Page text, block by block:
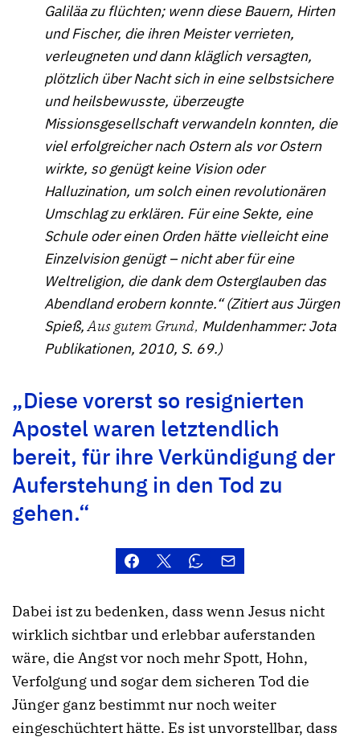
Galiläa zu flüchten; wenn diese Bauern, Hirten
und Fischer, die ihren Meister verrieten,
verleugneten und dann kläglich versagten,
plötzlich über Nacht sich in eine selbstsichere
und heilsbewusste, überzeugte
Missionsgesellschaft verwandeln konnten, die
viel erfolgreicher nach Ostern als vor Ostern
wirkte, so genügt keine Vision oder
Halluzination, um solch einen revolutionären
Umschlag zu erklären. Für eine Sekte, eine
Schule oder einen Orden hätte vielleicht eine
Einzelvision genügt – nicht aber für eine
Weltreligion, die dank dem Osterglauben das
Abendland erobern konnte.“ (Zitiert aus Jürgen
Spieß,Aus gutem Grund, Muldenhammer: Jota
Publikationen, 2010, S. 69.)
„Diese vorerst so resignierten
Apostel waren letztendlich
bereit, für ihre Verkündigung der
Auferstehung in den Tod zu
gehen.“
Dabei ist zu bedenken, dass wenn Jesus nicht
wirklich sichtbar und erlebbar auferstanden
wäre, die Angst vor noch mehr Spott, Hohn,
Verfolgung und sogar dem sicheren Tod die
Jünger ganz bestimmt nur noch weiter
eingeschüchtert hätte. Es ist unvorstellbar, dass